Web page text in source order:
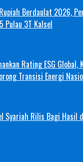
Berdaulat 2026,
Pulau 3T Kalsel
Rating ESG
Transisi Energi
Syariah Rilis Bagi Hasil